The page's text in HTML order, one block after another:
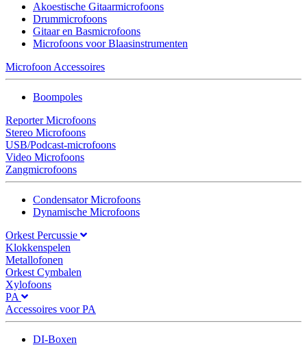
Akoestische Gitaarmicrofoons
Drummicrofoons
Gitaar en Basmicrofoons
Microfoons voor Blaasinstrumenten
Microfoon Accessoires
Boompoles
Reporter Microfoons
Stereo Microfoons
USB/Podcast-microfoons
Video Microfoons
Zangmicrofoons
Condensator Microfoons
Dynamische Microfoons
Orkest Percussie
Klokkenspelen
Metallofonen
Orkest Cymbalen
Xylofoons
PA
Accessoires voor PA
DI-Boxen